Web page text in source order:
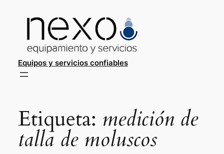
Equipos y servicios confiables
Etiqueta: medición de
talla de moluscos